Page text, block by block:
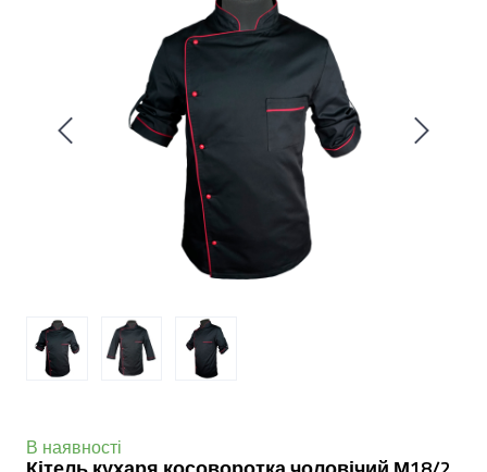
В наявності